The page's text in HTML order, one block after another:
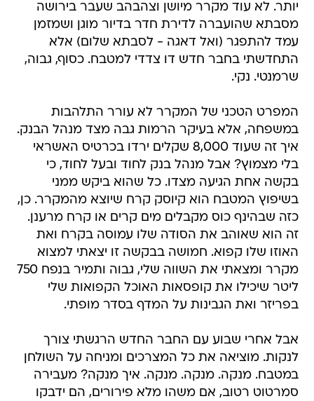
יותר. לא עוד מקרר מיושן וצהבהב שעבר בירושה
מסבתא שהועברה לדירת חדר בדיור מוגן ושמזמן
עמד להתפגר (ואל דאגה - לסבתא שלום) אלא
התחדשתי בחבר חדש דו צדדי למטבח. כסוף, גבוה,
שרמנטי. נקי.
המפרט הטכני של המקרר לא עורר התלהבות
במשפחה, אלא בעיקר הרמות גבה מצד מנהל הבנק.
איך זה שעוד 8,000 שקלים ירדו בכרטיס האשראי
בלי מצמוץ? אבל מנהל בנק לחוד ובעל לחוד, כי
בקשה אחת הגיעה מצדו. כל שהוא ביקש ממני
בשיפוץ המטבח הוא קיוסק קרח שיוצא מהמקרר. כן,
כזה שבהינף כוס מקבלים מים קרים או קרח מרענן.
זה הוא שאוהב את הסודה שלו עמוסה בקרח ואת
האוזו שלו קפוא. חמושה בבקשה זו יצאתי למצוא
מקרר ומצאתי את השווה שלי, גבוה ותמיר בנפח 750
ליטר שיכילו את קופסאות האוכל הקפואות שלי
בפריזר ואת הגבינות על המדף בסדר מופתי.
אבל אחרי שבוע עם החבר החדש הרגשתי צורך
לנקות. מוציאה את כל המצרכים ומניחה על השולחן
במטבח. מנקה. מנקה. מנקה. איך מנקה? מעבירה
סמרטוט רטוב, אם משהו מלא פירורים, הם ידבקו